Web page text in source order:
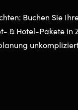
Buchen Sie
& Hotel-Pakete in